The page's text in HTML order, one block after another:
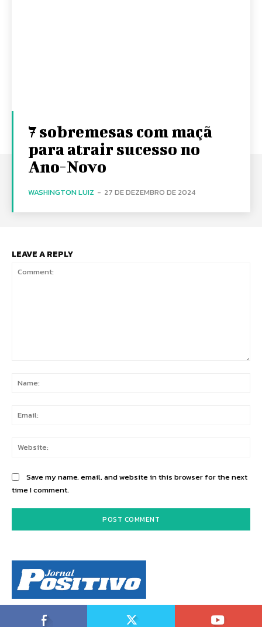
7 sobremesas com maçã
para atrair sucesso no
Ano-Novo
WASHINGTON LUIZ - 27 DE DEZEMBRO DE 2024
LEAVE A REPLY
Save my name, email, and website in this browser for the next
time I comment.